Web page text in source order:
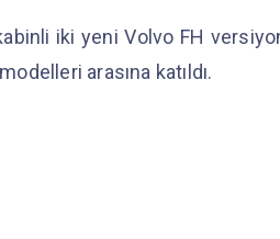
iki yeni Volvo FH
arasına katıldı.